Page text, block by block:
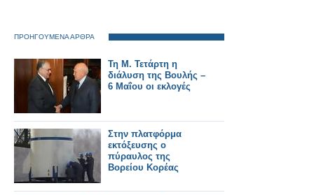
ΠΡΟΗΓΟΥΜΕΝΑ ΑΡΘΡΑ
Τη Μ. Τετάρτη η
διάλυση της Βουλής –
6 Μαΐου οι εκλογές
Στην πλατφόρμα
εκτόξευσης ο
πύραυλος της
Βορείου Κορέας